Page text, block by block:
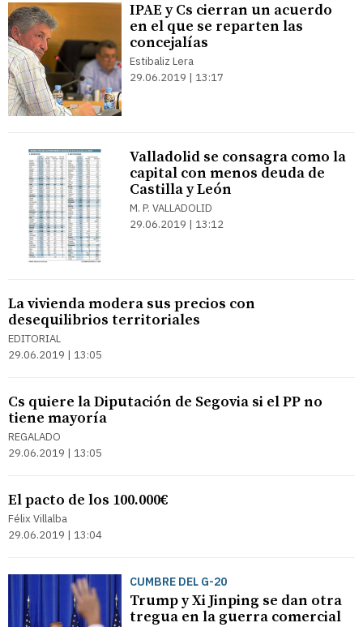
IPAE y Cs cierran un acuerdo
en el que se reparten las
concejalías
Estibaliz Lera
29.06.2019 | 13:17
Valladolid se consagra como la
capital con menos deuda de
Castilla y León
M. P. VALLADOLID
29.06.2019 | 13:12
La vivienda modera sus precios con
desequilibrios territoriales
EDITORIAL
29.06.2019 | 13:05
Cs quiere la Diputación de Segovia si el PP no
tiene mayoría
REGALADO
29.06.2019 | 13:05
El pacto de los 100.000€
Félix Villalba
29.06.2019 | 13:04
CUMBRE DEL G-20
Trump y Xi Jinping se dan otra
tregua en la guerra comercial